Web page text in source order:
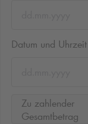
Datum und
Zu zahlender
Gesamtbetrag